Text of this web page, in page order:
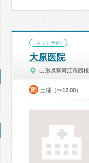
ネット予約
大原医院
山形県寒河江市西根
土曜（〜12:00）